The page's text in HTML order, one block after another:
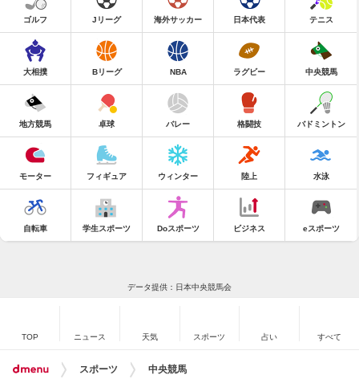
ゴルフ Jリーグ 海外サッカー 日本代表 テニス
大相撲 Bリーグ NBA ラグビー 中央競馬
地方競馬 卓球 バレー 格闘技 バドミントン
モーター フィギュア ウィンター 陸上 水泳
自転車 学生スポーツ Doスポーツ ビジネス eスポーツ
データ提供：日本中央競馬会
TOP ニュース 天気 スポーツ 占い すべて
スポーツ 中央競馬